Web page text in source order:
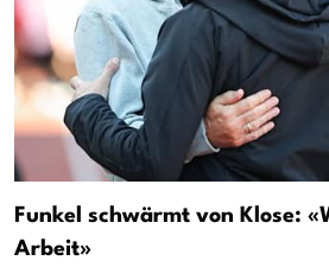
Funkel schwärmt von Klose:
Arbeit»